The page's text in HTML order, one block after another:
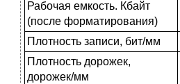
Рабочая емкость. Кбайт
(после форма­тирования)
Плотность записи, бит/мм
Плотность дорожек,
дорожек/мм